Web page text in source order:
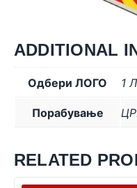
ADDITIONAL
Одбери ЛОГО 1
Порабување
RELATED